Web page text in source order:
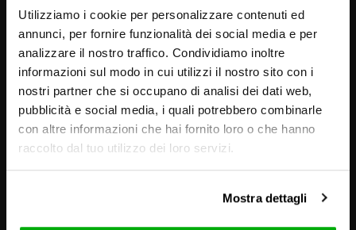
Utilizziamo i cookie per personalizzare contenuti ed
annunci, per fornire funzionalità dei social media e per
analizzare il nostro traffico. Condividiamo inoltre
informazioni sul modo in cui utilizzi il nostro sito con i
nostri partner che si occupano di analisi dei dati web,
pubblicità e social media, i quali potrebbero combinarle
con altre informazioni che hai fornito loro o che hanno
raccolto dal tuo utilizzo dei loro servizi.
Mostra dettagli